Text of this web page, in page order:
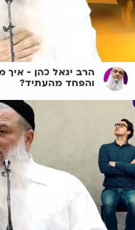
הרב יגאל כהן -
והפחד מהעתיד?